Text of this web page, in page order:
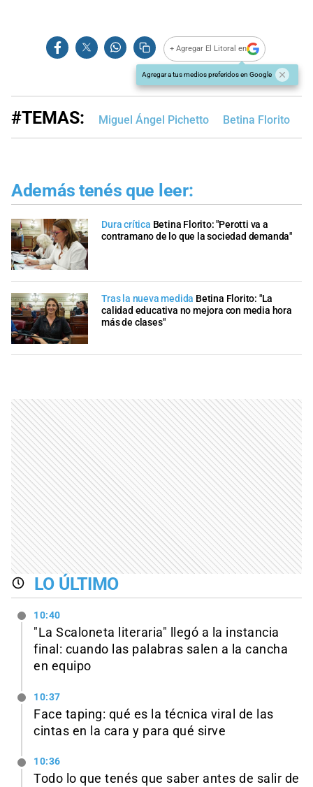
+ Agregar El Litoral en
Agregar a tus medios preferidos en Google
#TEMAS: Miguel Ángel Pichetto Betina Florito
Además tenés que leer:
Dura crítica Betina Florito: "Perotti va a
contramano de lo que la sociedad demanda"
Tras la nueva medida Betina Florito: "La
calidad educativa no mejora con media hora
más de clases"
LO ÚLTIMO
10:40
"La Scaloneta literaria" llegó a la instancia
final: cuando las palabras salen a la cancha
en equipo
10:37
Face taping: qué es la técnica viral de las
cintas en la cara y para qué sirve
10:36
Todo lo que tenés que saber antes de salir de